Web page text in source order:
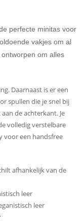
perfecte minitas voor
vakjes om al
om alles
Daarnaast is er een
spullen die je snel bij
de achterkant. Je
volledig verstelbare
voor een handsfree
afhankelijk van de
leer
leer